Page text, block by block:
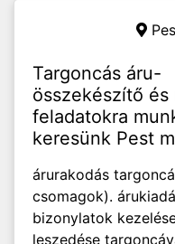
Targoncás áru-
összekészítő és
feladatokra
keresünk Pest
árurakodás
csomagok).
bizonylatok
leszedése